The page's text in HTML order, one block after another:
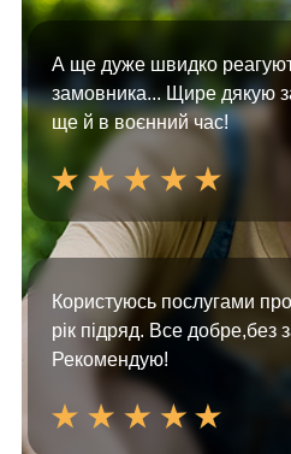
А ще дуже швидко
замовника... Щире дякую
ще й в воєнний час!
Користуюсь послугами
рік підряд. Все добре,без
Рекомендую!